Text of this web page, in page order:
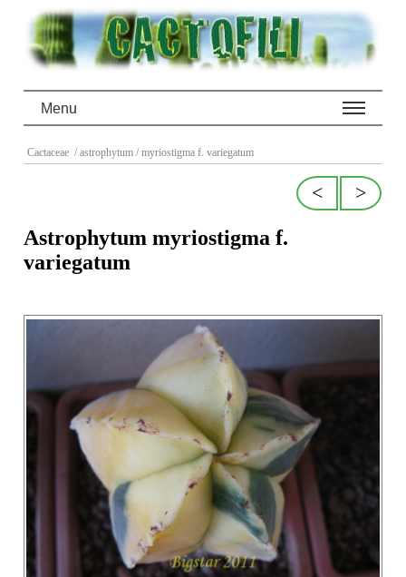
Menu
Cactaceae / astrophytum / myriostigma f. variegatum
>
<
Astrophytum myriostigma f.
variegatum